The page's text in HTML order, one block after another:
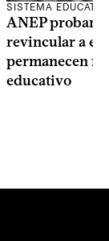
SISTEMA
ANEP probará
revincular a
permanecen
educativo